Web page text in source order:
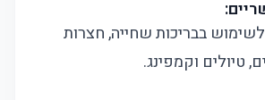
בבריכות שחייה, חצרות
טיולים וקמפינג.